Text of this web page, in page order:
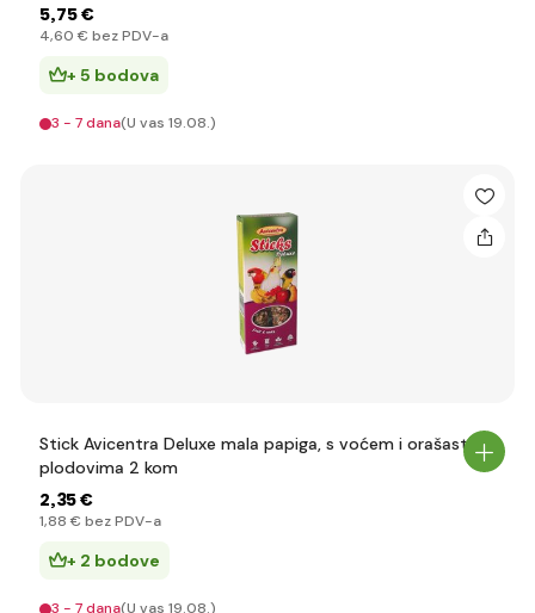
5,75 €
4,60 € bez PDV-a
+ 5 bodova
3 - 7 dana(U vas 19.08.)
Stick Avicentra Deluxe mala papiga, s voćem i orašastim
plodovima 2 kom
2,35 €
1,88 € bez PDV-a
+ 2 bodove
3 - 7 dana(U vas 19.08.)